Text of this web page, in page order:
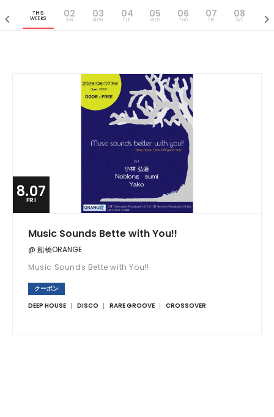
THIS
WEEKS
02
SUN
03
MON
04
TUE
05
WED
06
THU
07
FRI
08
SAT
8.07
FRI
Music Sounds Bette with You!!
@ 船橋ORANGE
Music Sounds Bette with You!!
クーポン
DEEP HOUSE
DISCO RARE GROOVE CROSSOVER